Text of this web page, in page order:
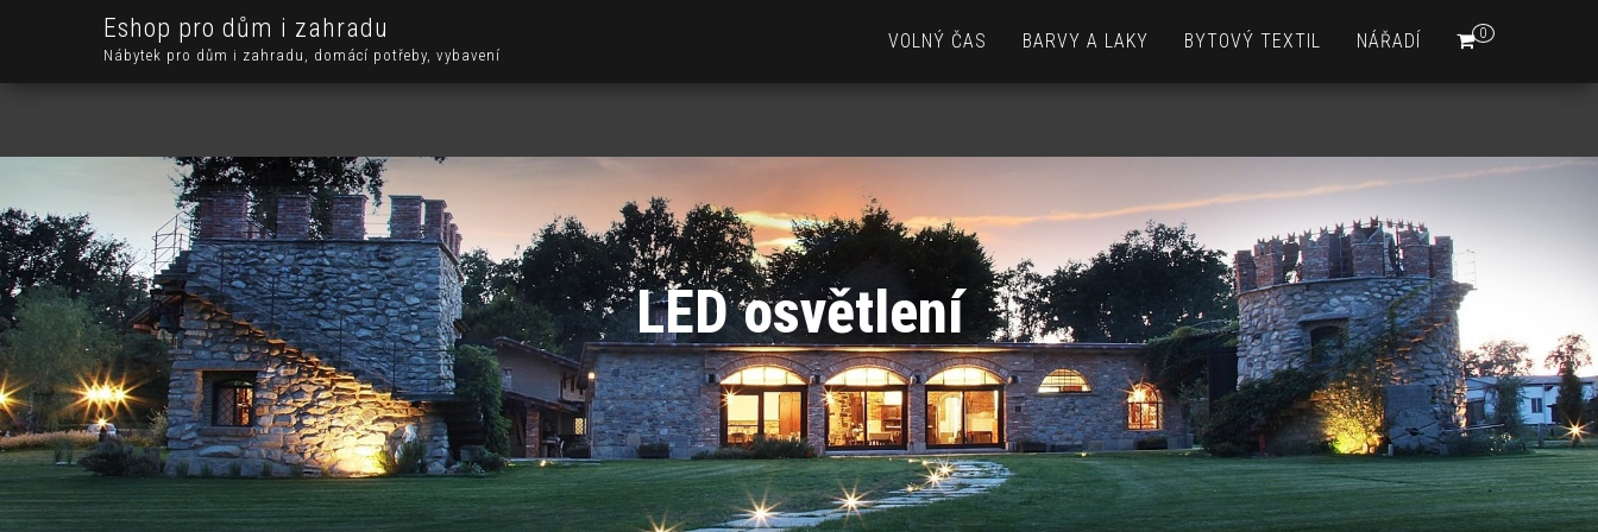
Eshop pro dům i zahradu
Nábytek pro dům i zahradu, domácí potřeby, vybavení
0
VOLNÝ ČAS BARVY A LAKY BYTOVÝ TEXTIL NÁŘADÍ
LED osvětlení